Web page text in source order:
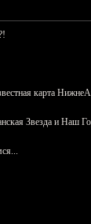
карта
Звезда и Наш